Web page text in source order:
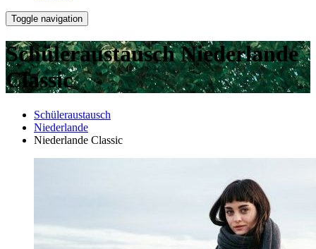
Toggle navigation
Schüleraustausch Niederlande
Classic
Schüleraustausch
Niederlande
Niederlande Classic